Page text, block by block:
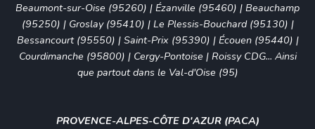
Beaumont-sur-Oise (95260) | Ézanville (95460) | Beauchamp
(95250) | Groslay (95410) | Le Plessis-Bouchard (95130) |
Bessancourt (95550) | Saint-Prix (95390) | Écouen (95440) |
Courdimanche (95800) | Cergy-Pontoise | Roissy CDG... Ainsi
que partout dans le Val-d'Oise (95)
PROVENCE-ALPES-CÔTE D'AZUR (PACA)